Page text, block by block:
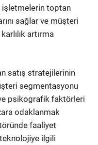
işletmelerin toptan
sağlar ve müşteri
artırma
satış stratejilerinin
segmentasyonu
psikografik faktörleri
odaklanmak
faaliyet
ilgili